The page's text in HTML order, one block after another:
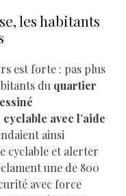
les habitants
est forte : pas plus
du quartier
avec l’aide
ainsi
cyclable et alerter
une de 800
avec force